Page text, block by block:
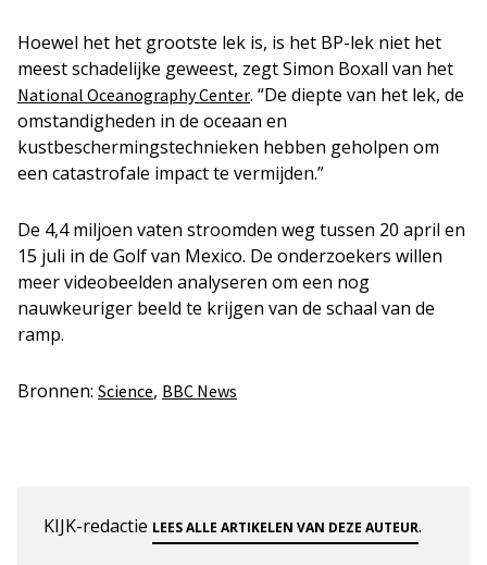
Hoewel het het grootste lek is, is het BP-lek niet het
meest schadelijke geweest, zegt Simon Boxall van het
National Oceanography Center. “De diepte van het lek, de
omstandigheden in de oceaan en
kustbeschermingstechnieken hebben geholpen om
een catastrofale impact te vermijden.”
De 4,4 miljoen vaten stroomden weg tussen 20 april en
15 juli in de Golf van Mexico. De onderzoekers willen
meer videobeelden analyseren om een nog
nauwkeuriger beeld te krijgen van de schaal van de
ramp.
Bronnen: Science, BBC News
KIJK-redactie LEES ALLE ARTIKELEN VAN DEZE AUTEUR.